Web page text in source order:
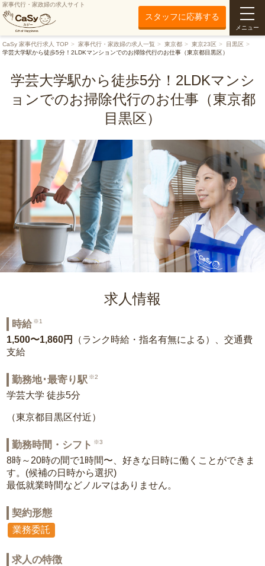
家事代行・家政婦の求人サイト
スタッフに応募する
メニュー
CaSy 家事代行求人 TOP 家事代行・家政婦の求人一覧 東京都 東京23区
目黒区
学芸大学駅から徒歩5分！2LDKマンションでのお掃除代行のお仕事（東京都目黒区）
学芸大学駅から徒歩5分！2LDKマンシ
ョンでのお掃除代行のお仕事（東京都
目黒区）
求人情報
時給 ※1
1,500〜1,860円
（ランク時給・指名有無による）、交通費
支給
勤務地･最寄り駅 ※2
学芸大学 徒歩5分
（東京都目黒区付近）
勤務時間・シフト ※3
8時～20時の間で1時間〜、好きな日時に働くことができま
す。(候補の日時から選択)
最低就業時間などノルマはありません。
契約形態
業務委託
求人の特徴